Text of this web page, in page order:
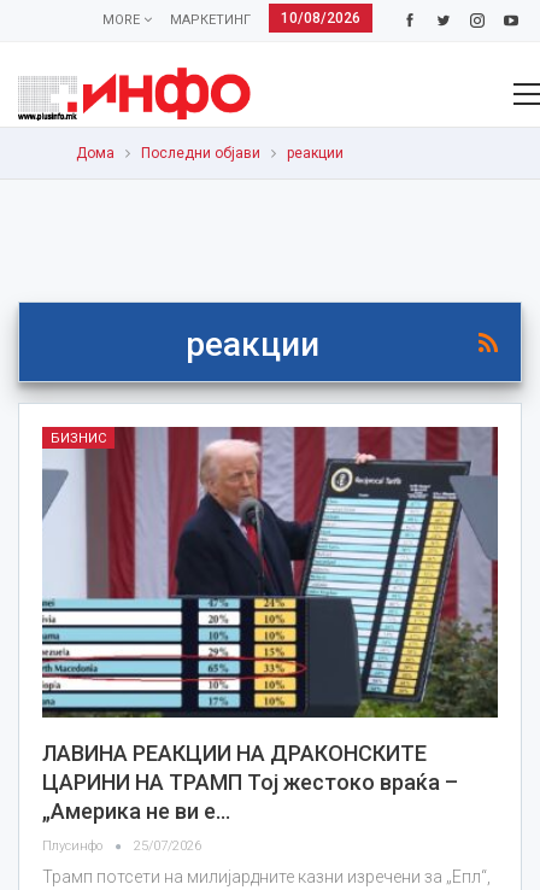
10/08/2026
МАРКЕТИНГ
MORE
Дома Последни објави реакции
реакции
БИЗНИС
ЛАВИНА РЕАКЦИИ НА ДРАКОНСКИТЕ
ЦАРИНИ НА ТРАМП Тој жестоко враќа –
„Америка не ви е…
Плусинфо 25/07/2026
Трамп потсети на милијардните казни изречени за „Епл“,